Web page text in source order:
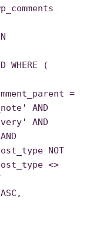
(
=
AND
AND
NOT
<>